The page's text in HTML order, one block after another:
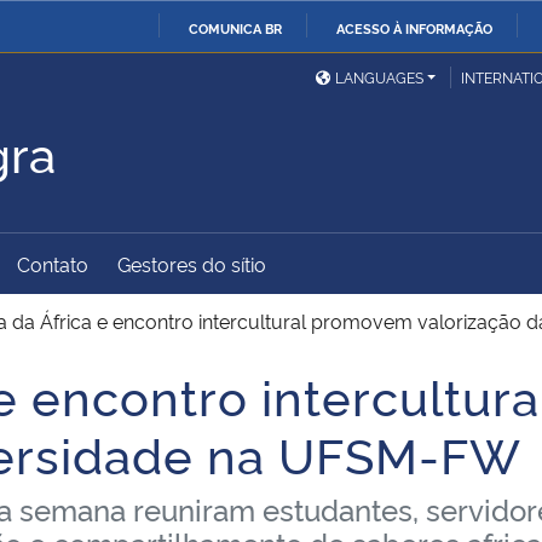
COMUNICA BR ACESSO À INFORMAÇÃO
Ministério da Defesa
Ministério das Relações
Exteriores
Ministério da Cidadania
Ministério do
Desenvolvimento Regional
União
Advocacia-Geral da União Banco Central do Brasil
LANGUAGES
Contato Gestores do sítio
da África e encontro intercultural promovem valorização
encontro
na UFSM-FW
semana reuniram estudantes,